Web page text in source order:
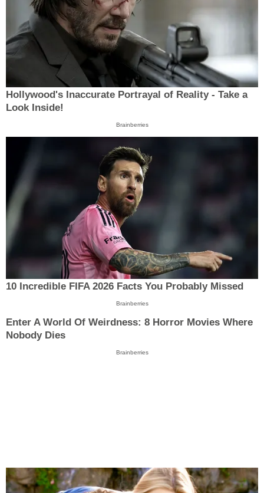
Hollywood's Inaccurate Portrayal of Reality - Take a
Look Inside!
Brainberries
10 Incredible FIFA 2026 Facts You Probably Missed
Brainberries
Enter A World Of Weirdness: 8 Horror Movies Where
Nobody Dies
Brainberries